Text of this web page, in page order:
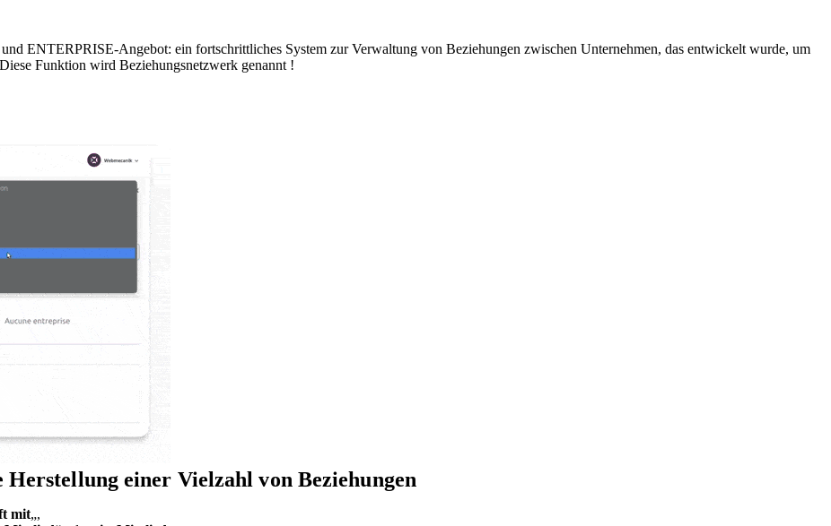
ENTERPRISE-Angebot: ein fortschrittliches System zur Verwaltung von Beziehungen zwischen Unternehmen, das entwickelt wurde, um
Funktion wird Beziehungsnetzwerk genannt !
einer Vielzahl von Beziehungen
mit„,